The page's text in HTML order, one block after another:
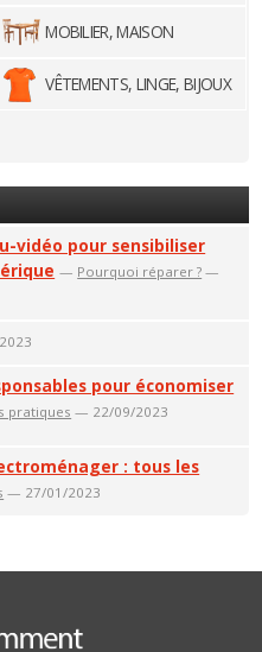
MOBILIER, MAISON
VÊTEMENTS, LINGE, BIJOUX
vidéo pour sensibiliser
— Pourquoi réparer ? —
pour économiser
pratiques — 22/09/2023
: tous les
— 27/01/2023